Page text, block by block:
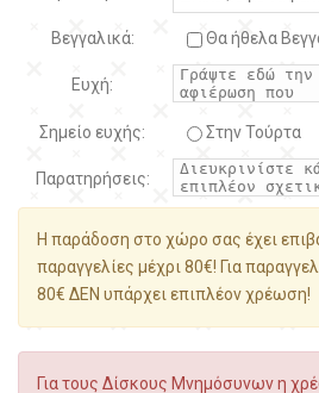
Βεγγαλικά: Θα ήθελα
Ευχή:
Σημείο ευχής: Στην Τούρτα
Παρατηρήσεις:
Η παράδοση στο χώρο σας έχει
παραγγελίες μέχρι 80€! Για
80€ ΔΕΝ υπάρχει επιπλέον χρέωση!
Για τους Δίσκους Μνημόσυνων η